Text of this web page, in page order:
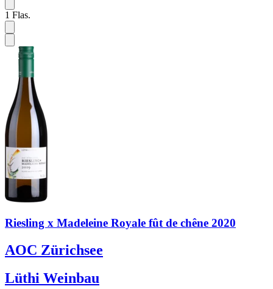
1 Flas.
Riesling x Madeleine Royale fût de chêne 2020
AOC Zürichsee
Lüthi Weinbau